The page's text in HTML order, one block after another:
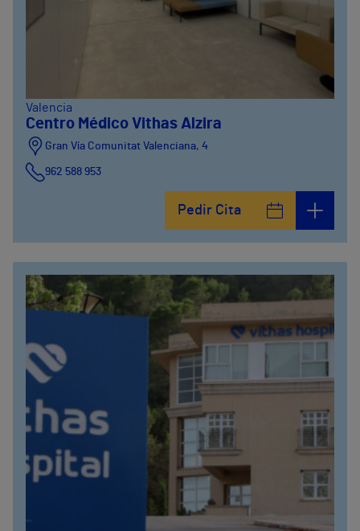
Valencia
Centro Médico Vithas Alzira
Gran Vía Comunitat Valenciana, 4
962 588 953
Pedir Cita